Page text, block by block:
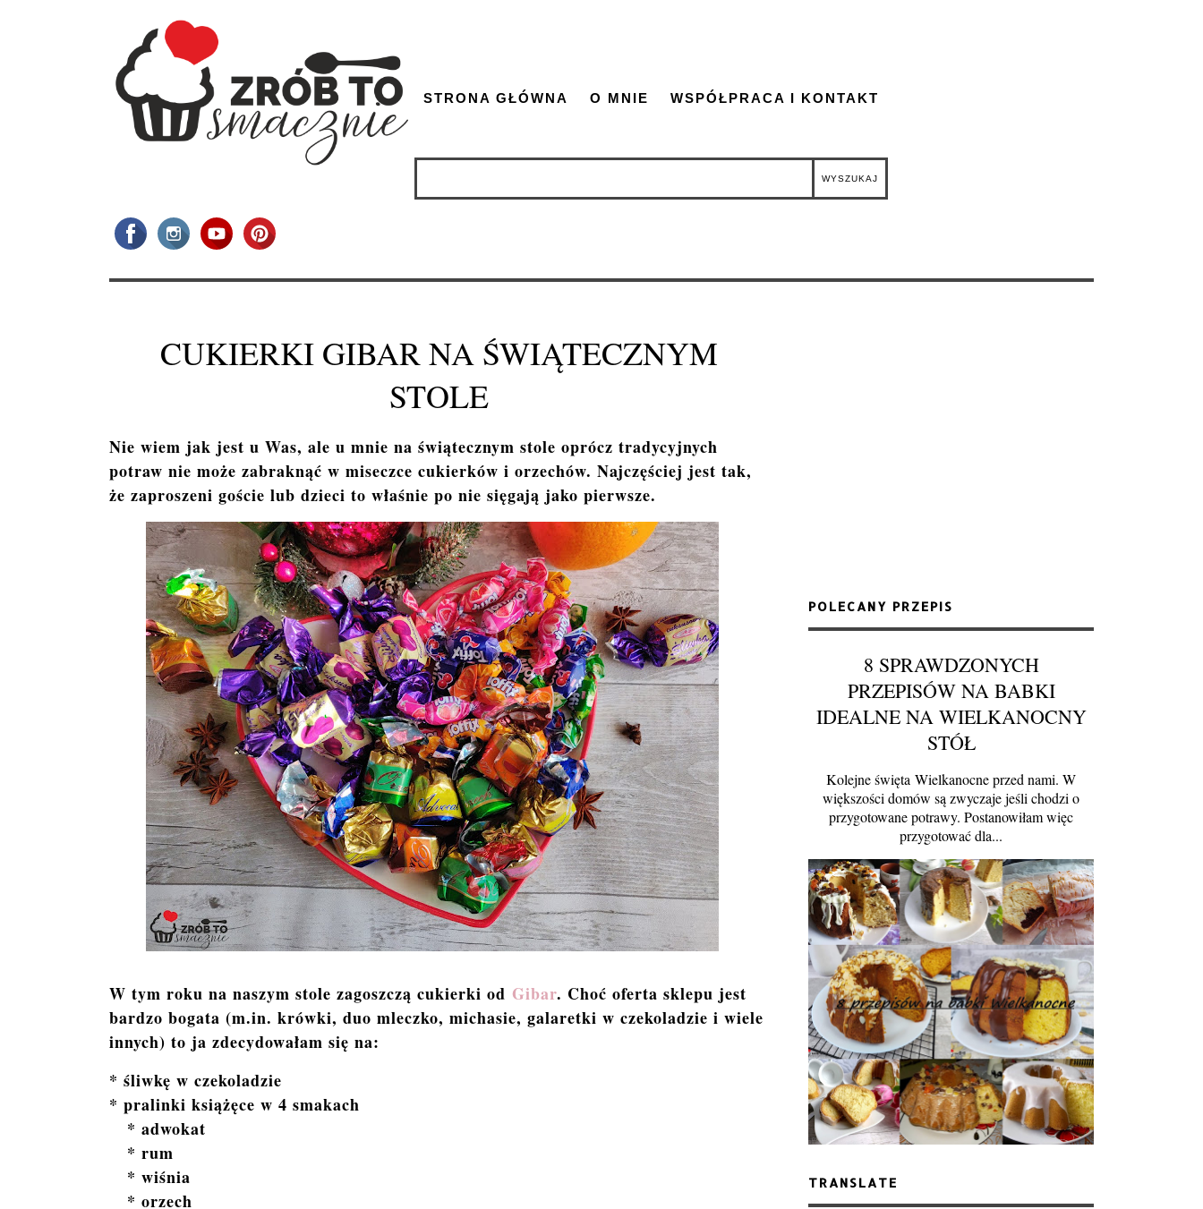
STRONA GŁÓWNA O MNIE WSPÓŁPRACA I KONTAKT
CUKIERKI GIBAR NA ŚWIĄTECZNYM
STOLE
Nie wiem jak jest u Was, ale u mnie na świątecznym stole oprócz tradycyjnych
potraw nie może zabraknąć w miseczce cukierków i orzechów. Najczęściej jest tak,
że zaproszeni goście lub dzieci to właśnie po nie sięgają jako pierwsze.
W tym roku na naszym stole zagoszczą cukierki od Gibar. Choć oferta sklepu jest
bardzo bogata (m.in. krówki, duo mleczko, michasie, galaretki w czekoladzie i wiele
innych) to ja zdecydowałam się na:
* śliwkę w czekoladzie
* pralinki książęce w 4 smakach
* adwokat
* rum
* wiśnia
* orzech
POLECANY PRZEPIS
8 SPRAWDZONYCH
PRZEPISÓW NA BABKI
IDEALNE NA WIELKANOCNY
STÓŁ
Kolejne święta Wielkanocne przed nami. W
większości domów są zwyczaje jeśli chodzi o
przygotowane potrawy. Postanowiłam więc
przygotować dla...
TRANSLATE